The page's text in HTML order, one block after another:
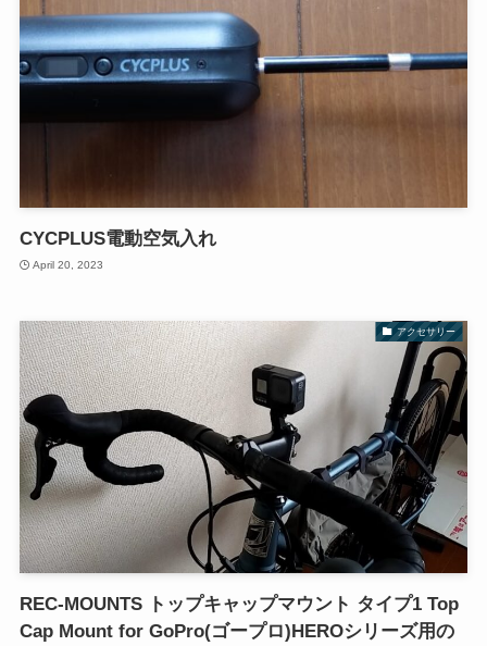
CYCPLUS電動空気入れ
April 20, 2023
アクセサリー
REC-MOUNTS トップキャップマウント タイプ1 Top
Cap Mount for GoPro(ゴープロ)HEROシリーズ用の